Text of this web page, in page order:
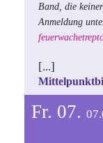
Band, die
Anmeldung
[...]
Fr. 07.